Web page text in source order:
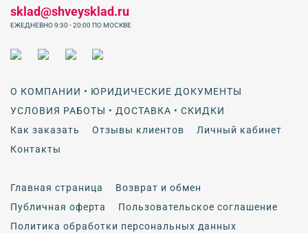
О КОМПАНИИ • ЮРИДИЧЕСКИЕ ДОКУМЕНТЫ
УСЛОВИЯ РАБОТЫ • ДОСТАВКА • СКИДКИ
Как заказать
Отзывы клиентов
Личный кабинет
Контакты
Главная страница
Возврат и обмен
Публичная оферта
Пользовательское соглашение
Политика обработки персональных данных
sklad@shveysklad.ru
ЕЖЕДНЕВНО 9:30 - 20:00 ПО МОСКВЕ